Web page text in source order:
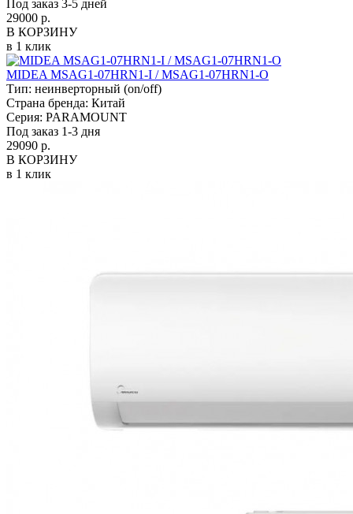
Под заказ 3-5 дней
29000 р.
В КОРЗИНУ
в 1 клик
MIDEA MSAG1-07HRN1-I / MSAG1-07HRN1-O
Тип: неинверторный (on/off)
Страна бренда: Китай
Серия: PARAMOUNT
Под заказ 1-3 дня
29090 р.
В КОРЗИНУ
в 1 клик